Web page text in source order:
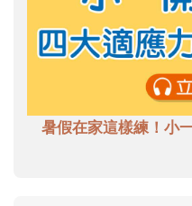
暑假在家這樣練！小